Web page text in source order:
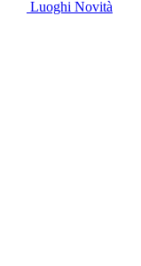
Luoghi Novità